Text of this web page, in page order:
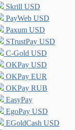
Skrill USD
PayWeb USD
Paxum USD
STrustPay USD
C-Gold USD
OKPay USD
OKPay EUR
OKPay RUB
EasyPay
EgoPay USD
EGoldCash USD